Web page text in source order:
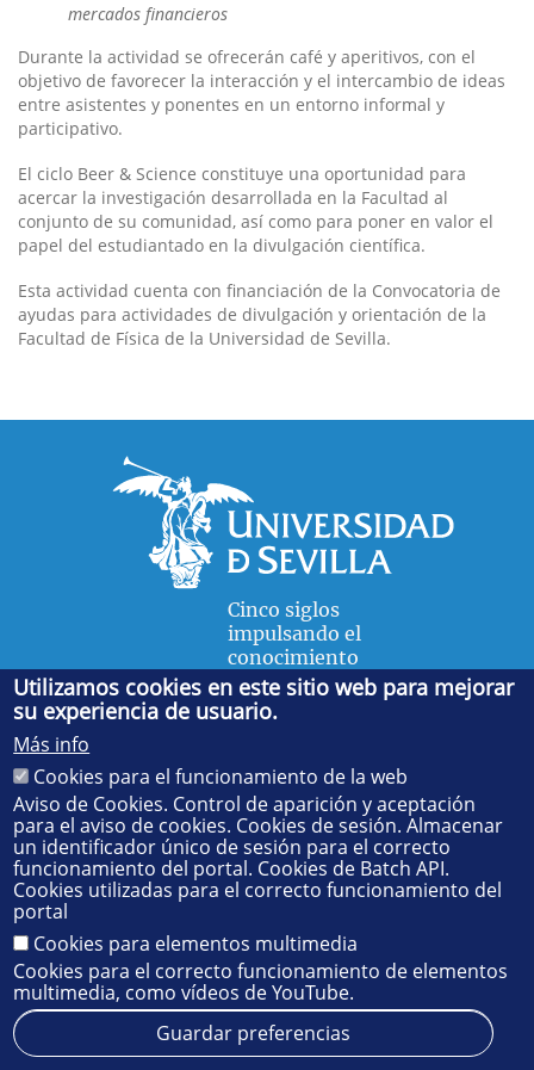
mercados financieros
Durante la actividad se ofrecerán café y aperitivos, con el
objetivo de favorecer la interacción y el intercambio de ideas
entre asistentes y ponentes en un entorno informal y
participativo.
El ciclo Beer & Science constituye una oportunidad para
acercar la investigación desarrollada en la Facultad al
conjunto de su comunidad, así como para poner en valor el
papel del estudiantado en la divulgación científica.
Esta actividad cuenta con financiación de la Convocatoria de
ayudas para actividades de divulgación y orientación de la
Facultad de Física de la Universidad de Sevilla.
Cinco siglos
impulsando el
conocimiento
FACULTAD DE FÍSICA
Avda. de la Reina Mercedes, s/n. 41012 Sevilla. Tel.:
55 28 91. Administración:administradorfisica@us.es
Secretaría:jsecfisi@us.es- Decanato:ffisaog@us.es
Utilizamos cookies en este sitio web para mejorar
su experiencia de usuario.
Más info
Cookies para el funcionamiento de la web
Aviso de Cookies. Control de aparición y aceptación
para el aviso de cookies. Cookies de sesión. Almacenar
un identificador único de sesión para el correcto
funcionamiento del portal. Cookies de Batch API.
Cookies utilizadas para el correcto funcionamiento del
portal
Cookies para elementos multimedia
Cookies para el correcto funcionamiento de elementos
multimedia, como vídeos de YouTube.
Guardar preferencias